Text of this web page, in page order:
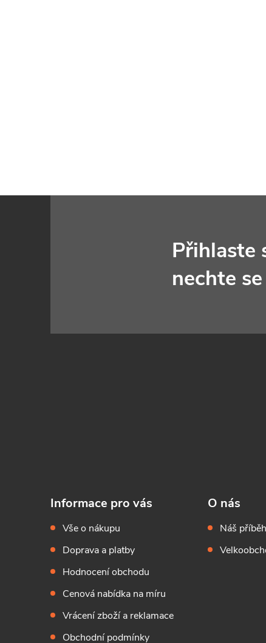
Přihlaste
nechte
Informace pro vás
Vše o nákupu
Doprava a platby
Hodnocení obchodu
Cenová nabídka na míru
Vrácení zboží a reklamace
Obchodní podmínky
O nás
Náš příběh